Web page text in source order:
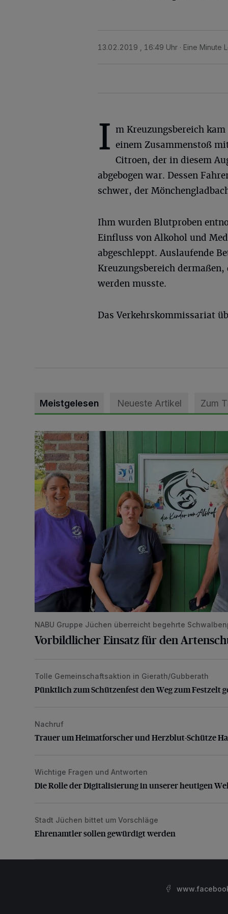
13.02.2019 , 16:49 Uhr Eine Minute
I m Kreuzungsbereich kam
einem Zusammenstoß
Citroen, der in diesem
abgebogen war. Dessen
schwer, der
Ihm wurden Blutproben
Einfluss von Alkohol und
abgeschleppt. Auslaufende
Kreuzungsbereich
werden musste.
Das Verkehrskommissariat
Meistgelesen Neueste Artikel Zum
Vorbildlicher Einsatz für den Artenschutz gewürdigt
NABU Gruppe Jüchen überreicht begehrte
Vorbildlicher Einsatz für den
Pünktlich zum Schützenfest den Weg zum Festzelt
Tolle Gemeinschaftsaktion in Gierath/Gubberath
Pünktlich zum Schützenfest den Weg zum Festzelt
Trauer um Heimatforscher und Herzblut-Schütze
Nachruf
Trauer um Heimatforscher und Herzblut-Schütze
Die Rolle der Digitalisierung in unserer heutigen Welt
Wichtige Fragen und Antworten
Die Rolle der Digitalisierung in unserer heutigen
Ehrenamtler sollen gewürdigt werden
Stadt Jüchen bittet um Vorschläge
Ehrenamtler sollen gewürdigt werden